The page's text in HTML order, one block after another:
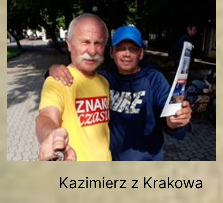
Kazimierz z Krakowa